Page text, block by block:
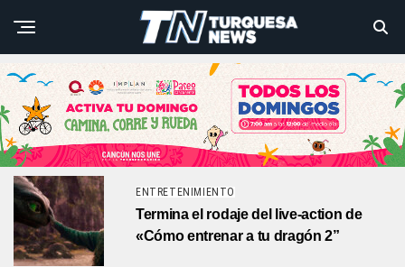
ENTRETENIMIENTO
Termina el rodaje del live-action de
«Cómo entrenar a tu dragón 2”